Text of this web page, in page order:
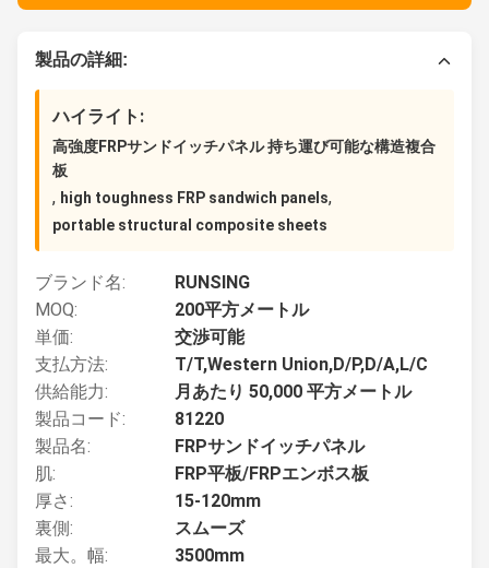
製品の詳細:
ハイライト:
高強度FRPサンドイッチパネル 持ち運び可能な構造複合
板
, high toughness FRP sandwich panels,
portable structural composite sheets
ブランド名:
RUNSING
MOQ:
200平方メートル
単価:
交渉可能
支払方法:
T/T,Western Union,D/P,D/A,L/C
供給能力:
月あたり 50,000 平方メートル
製品コード:
81220
製品名:
FRPサンドイッチパネル
肌:
FRP平板/FRPエンボス板
厚さ:
15-120mm
裏側:
スムーズ
最大。幅:
3500mm